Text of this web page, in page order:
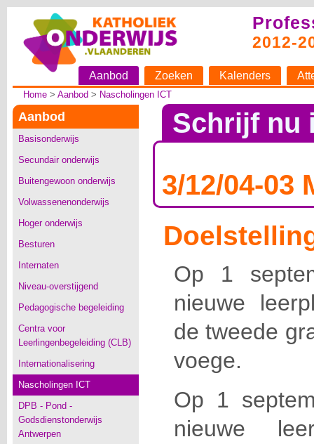
2012-
Aanbod Zoeken Kalenders
Home> Aanbod > Nascholingen ICT
Aanbod
Basisonderwijs
Secundair onderwijs
Buitengewoon onderwijs
Volwassenenonderwijs
Hoger onderwijs
Besturen
Internaten
Niveau-overstijgend
Pedagogische begeleiding
Centra voor
Leerlingenbegeleiding (CLB)
Internationalisering
Nascholingen ICT
DPB - Pond -
Godsdienstonderwijs
Antwerpen
Schrijf nu
3/12/04-03
Op 1
nieuwe
de tweede
voege.
Op 1
nieuwe